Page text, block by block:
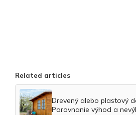
Related articles
Drevený alebo plastový
Porovnanie výhod a